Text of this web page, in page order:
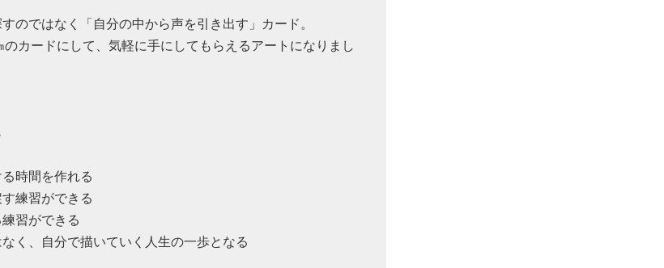
のではなく「自分の中から声を引き出す」カード。
カードにして、気軽に手にしてもらえるアートになりまし
時間を作れる
練習ができる
習ができる
く、自分で描いていく人生の一歩となる